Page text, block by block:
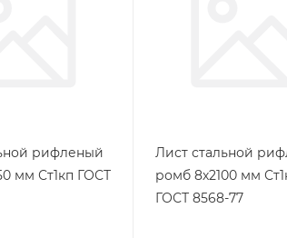
рифленый
мм Ст1кп ГОСТ
Лист стальной
ромб 8х2100 мм
ГОСТ 8568-77